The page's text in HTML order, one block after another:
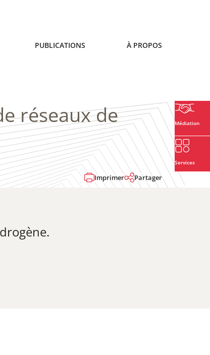
PUBLICATIONS À PROPOS
Médiation
Services
réseaux de
Imprimer Partager